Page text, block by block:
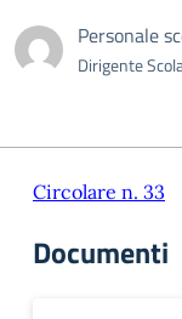
Personale
Dirigente
Circolare n. 33
Documenti